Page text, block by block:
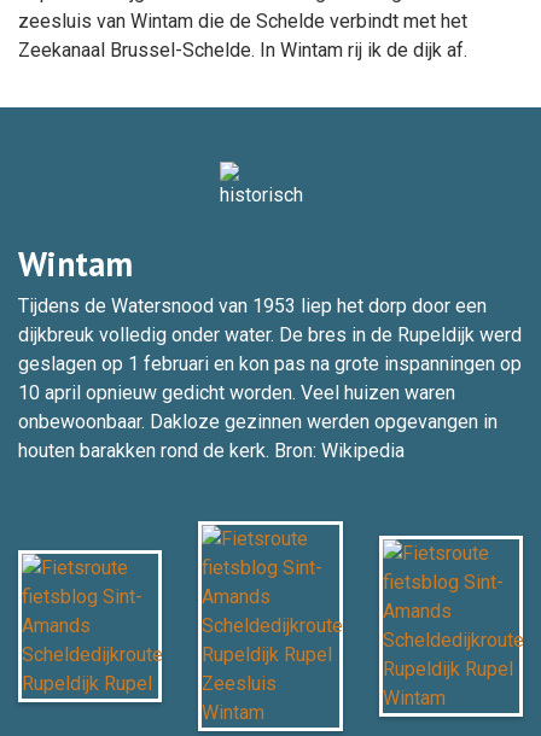
zeesluis van Wintam die de Schelde verbindt met het
Zeekanaal Brussel-Schelde. In Wintam rij ik de dijk af.
Wintam
Tijdens de Watersnood van 1953 liep het dorp door een
dijkbreuk volledig onder water. De bres in de Rupeldijk werd
geslagen op 1 februari en kon pas na grote inspanningen op
10 april opnieuw gedicht worden. Veel huizen waren
onbewoonbaar. Dakloze gezinnen werden opgevangen in
houten barakken rond de kerk. Bron: Wikipedia